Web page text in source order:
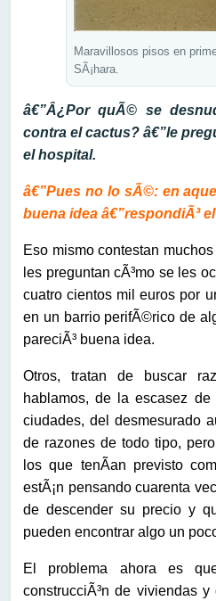
Maravillosos pisos en
SÃ¡hara.
â€”Â¿Por quÃ© se
contra el cactus? â€”le
el hospital.
â€”Pues no lo sÃ©: en
buena idea â€”respondiÃ³
Eso mismo contestan
les preguntan cÃ³mo se les
cuatro cientos mil euros por
en un barrio perifÃ©rico de
pareciÃ³ buena idea.
Otros, tratan de buscar
hablamos, de la escasez
ciudades, del desmesurado
de razones de todo tipo,
los que tenÃ­an previsto
estÃ¡n pensando cuarenta
de descender su precio y
pueden encontrar algo un
El problema ahora es
construcciÃ³n de viviendas